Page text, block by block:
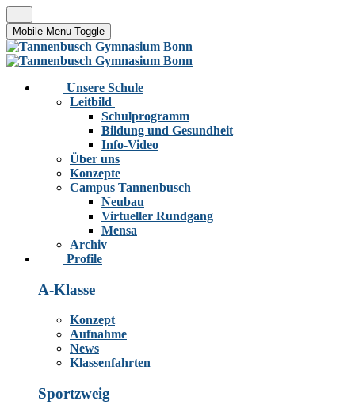
Mobile Menu Toggle
Unsere Schule
Leitbild
Schulprogramm
Bildung und Gesundheit
Info-Video
Über uns
Konzepte
Campus Tannenbusch
Neubau
Virtueller Rundgang
Mensa
Archiv
Profile
A-Klasse
Konzept
Aufnahme
News
Klassenfahrten
Sportzweig